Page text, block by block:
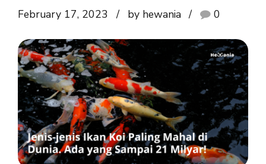
February 17, 2023 by hewania 0